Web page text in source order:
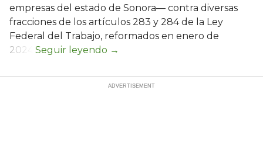
empresas del estado de Sonora— contra diversas
fracciones de los artículos 283 y 284 de la Ley
Federal del Trabajo, reformados en enero de
2024.